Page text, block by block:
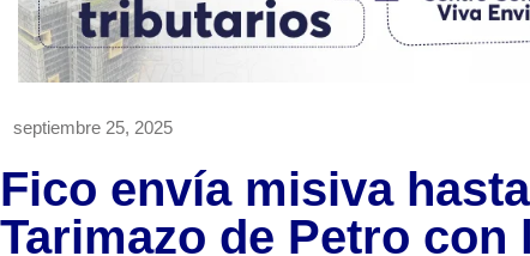
septiembre 25, 2025
Fico envía misiva
Tarimazo de Petro con